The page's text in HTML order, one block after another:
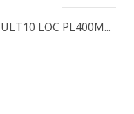
LOC PL400M...